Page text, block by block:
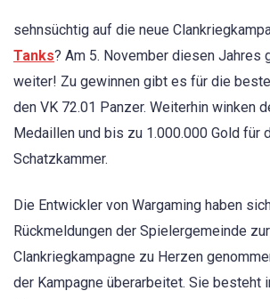
sehnsüchtig auf die neue
Tanks? Am 5. November diesen Jahres
weiter! Zu gewinnen gibt es für die
den VK 72.01 Panzer. Weiterhin winken
Medaillen und bis zu 1.000.000 Gold für
Schatzkammer.
Die Entwickler von Wargaming haben
Rückmeldungen der Spielergemeinde
Clankriegkampagne zu Herzen
der Kampagne überarbeitet. Sie besteht